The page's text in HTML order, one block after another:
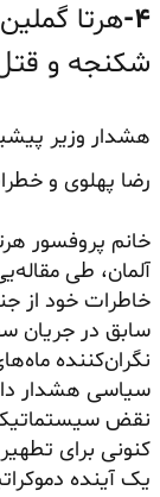
۴- هرتا
شکنجه و
هشدار وزیر
رضا پهلوی و
خانم پروفسور
آلمان، طی
خاطرات خود از
نگران‌کننده
سیاسی هشدار
نقض
کنونی برای
یک آینده